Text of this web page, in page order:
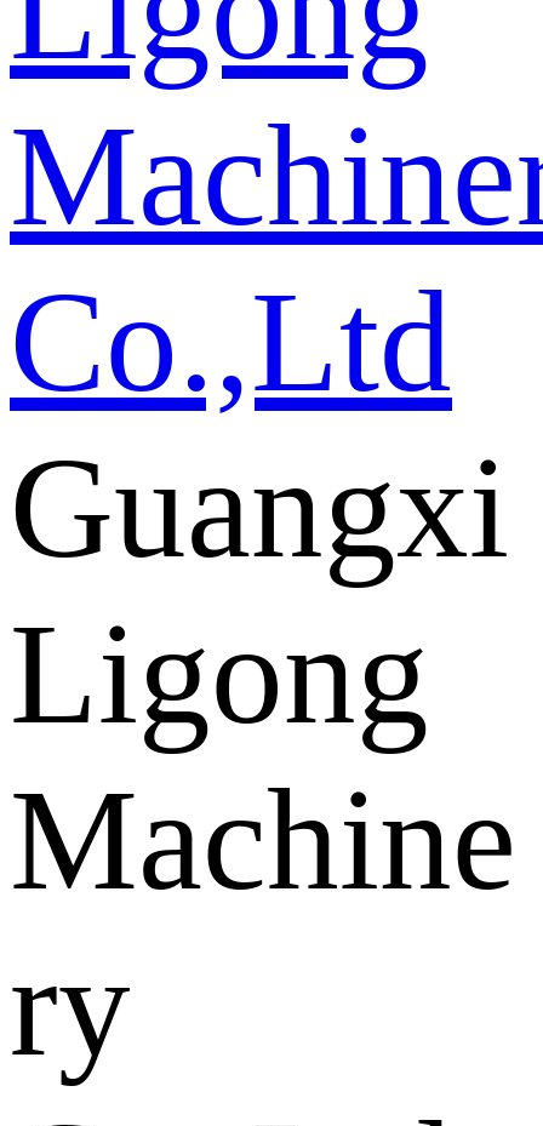
Guangxi
Ligong
Machine
ry